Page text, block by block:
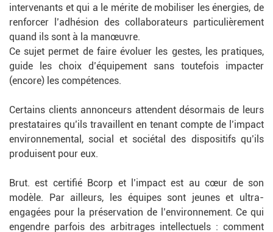
intervenants et qui a le mérite de mobiliser les énergies, de
renforcer l’adhésion des collaborateurs particulièrement
quand ils sont à la manœuvre.
Ce sujet permet de faire évoluer les gestes, les pratiques,
guide les choix d’équipement sans toutefois impacter
(encore) les compétences.
Certains clients annonceurs attendent désormais de leurs
prestataires qu’ils travaillent en tenant compte de l’impact
environnemental, social et sociétal des dispositifs qu’ils
produisent pour eux.
Brut. est certifié Bcorp et l’impact est au cœur de son
modèle. Par ailleurs, les équipes sont jeunes et ultra-
engagées pour la préservation de l’environnement. Ce qui
engendre parfois des arbitrages intellectuels : comment